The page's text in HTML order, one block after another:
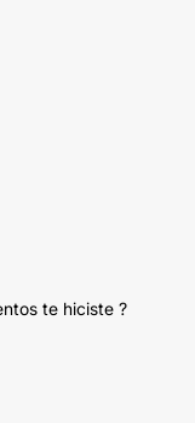
te hiciste ?